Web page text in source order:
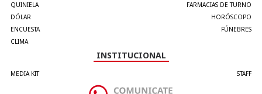
QUINIELA
DÓLAR
ENCUESTA
CLIMA
FARMACIAS DE TURNO
HORÓSCOPO
FÚNEBRES
INSTITUCIONAL
MEDIA KIT STAFF